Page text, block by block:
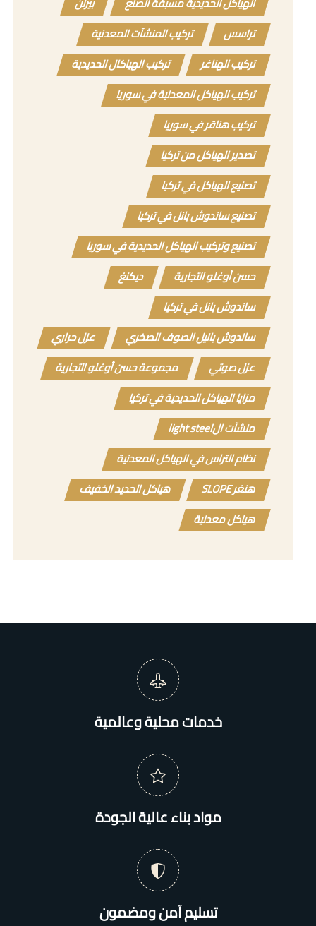
تراسس
تركيب المنشآت المعدنية
تركيب الهناغر
تركيب الهياكال الحديدية
تركيب الهياكل المعدنية في سوريا
تركيب هناقر في سوريا
تصدير الهياكل من تركيا
تصنيع الهياكل في تركيا
تصنيع ساندوش بانل في تركيا
تصنيع وتركيب الهياكل الحديدية في سوريا
حسن أوغلو التجارية
ديكنغ
ساندوش بانل في تركيا
ساندوش بانيل الصوف الصخري
عزل حراري
عزل صوتي
مجموعة حسن أوغلو التجارية
مزايا الهياكل الحديدية في تركيا
منشآت الlight steel
نظام التراس في الهياكل المعدنية
هنغر SLOPE
هياكل الحديد الخفيف
هياكل معدنية
خدمات محلية وعالمية
مواد بناء عالية الجودة
تسليم آمن ومضمون